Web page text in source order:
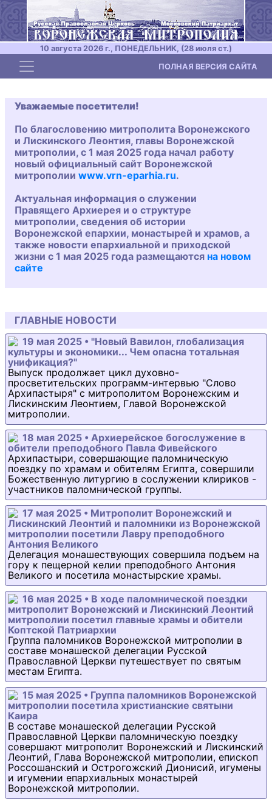
10 августа 2026 г., ПОНЕДЕЛЬНИК, (28 июля ст.)
Toggle navigation ПОЛНАЯ ВЕРСИЯ САЙТА
Уважаемые посетители!
По благословению митрополита Воронежского
и Лискинского Леонтия, главы Воронежской
митрополии, с 1 мая 2025 года начал работу
новый официальный сайт Воронежской
митрополии www.vrn-eparhia.ru.
Актуальная информация о служении
Правящего Архиерея и о структуре
митрополии, сведения об истории
Воронежской епархии, монастырей и храмов, а
также новости епархиальной и приходской
жизни с 1 мая 2025 года размещаются на новом
сайте
ГЛАВНЫЕ НОВОСТИ
19 мая 2025 • "Новый Вавилон, глобализация
культуры и экономики... Чем опасна тотальная
унификация?"
Выпуск продолжает цикл духовно-
просветительских программ-интервью "Слово
Архипастыря" с митрополитом Воронежским и
Лискинским Леонтием, Главой Воронежской
митрополии.
18 мая 2025 • Архиерейское богослужение в
обители преподобного Павла Фивейского
Архипастыри, совершающие паломническую
поездку по храмам и обителям Египта, совершили
Божественную литургию в сослужении клириков -
участников паломнической группы.
17 мая 2025 • Митрополит Воронежский и
Лискинский Леонтий и паломники из Воронежской
митрополии посетили Лавру преподобного
Антония Великого
Делегация монашествующих совершила подъем на
гору к пещерной келии преподобного Антония
Великого и посетила монастырские храмы.
16 мая 2025 • В ходе паломнической поездки
митрополит Воронежский и Лискинский Леонтий
митрополии посетил главные храмы и обители
Коптской Патриархии
Группа паломников Воронежской митрополии в
составе монашеской делегации Русской
Православной Церкви путешествует по святым
местам Египта.
15 мая 2025 • Группа паломников Воронежской
митрополии посетила христианские святыни
Каира
В составе монашеской делегации Русской
Православной Церкви паломническую поездку
совершают митрополит Воронежский и Лискинский
Леонтий, Глава Воронежской митрополии, епископ
Россошанский и Острогожский Дионисий, игумены
и игумении епархиальных монастырей
Воронежской митрополии.